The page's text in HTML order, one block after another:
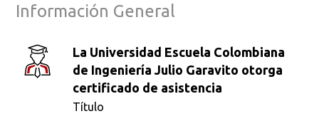
Información General
La Universidad Escuela Colombiana
de Ingeniería Julio Garavito otorga
certificado de asistencia
Título